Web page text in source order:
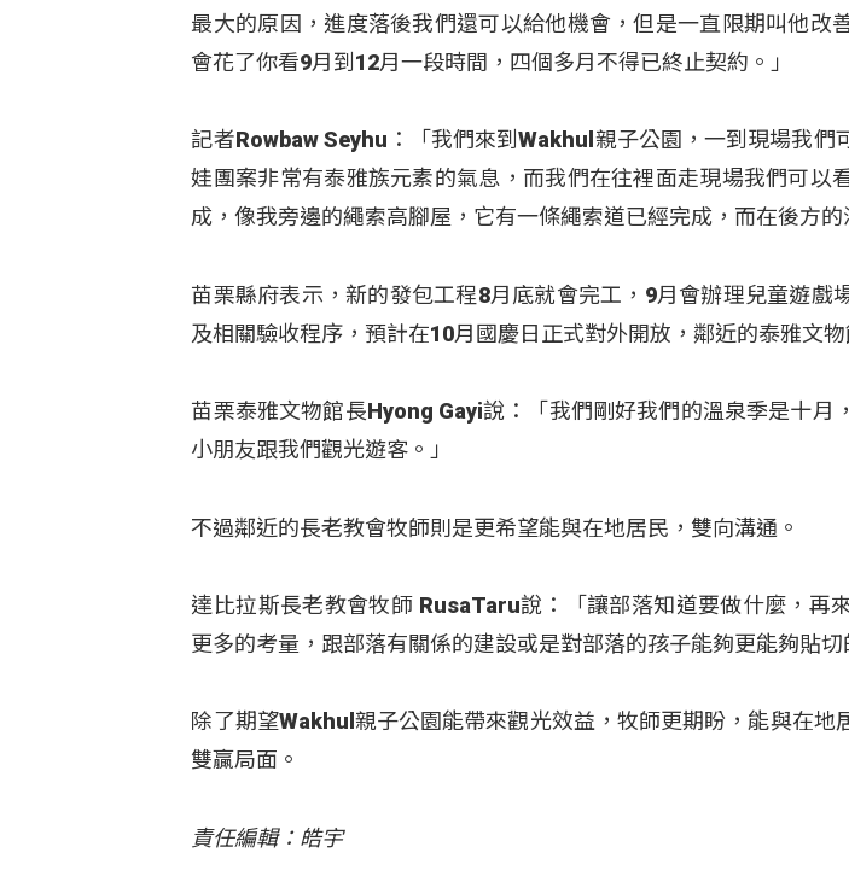
最大的原因，進度落後我們還可以給他機會，但是一直限期叫他改
會花了你看9月到12月一段時間，四個多月不得已終止契約。」
記者Rowbaw Seyhu：「我們來到Wakhul親子公園，一到現場我們
娃團案非常有泰雅族元素的氣息，而我們在往裡面走現場我們可以
成，像我旁邊的繩索高腳屋，它有一條繩索道已經完成，而在後方的
苗栗縣府表示，新的發包工程8月底就會完工，9月會辦理兒童遊戲
及相關驗收程序，預計在10月國慶日正式對外開放，鄰近的泰雅文
苗栗泰雅文物館長Hyong Gayi說：「我們剛好我們的溫泉季是十月
小朋友跟我們觀光遊客。」
不過鄰近的長老教會牧師則是更希望能與在地居民，雙向溝通。
達比拉斯長老教會牧師 RusaTaru說：「讓部落知道要做什麼，再
更多的考量，跟部落有關係的建設或是對部落的孩子能夠更能夠貼切
除了期望Wakhul親子公園能帶來觀光效益，牧師更期盼，能與在地
雙贏局面。
責任編輯：皓宇